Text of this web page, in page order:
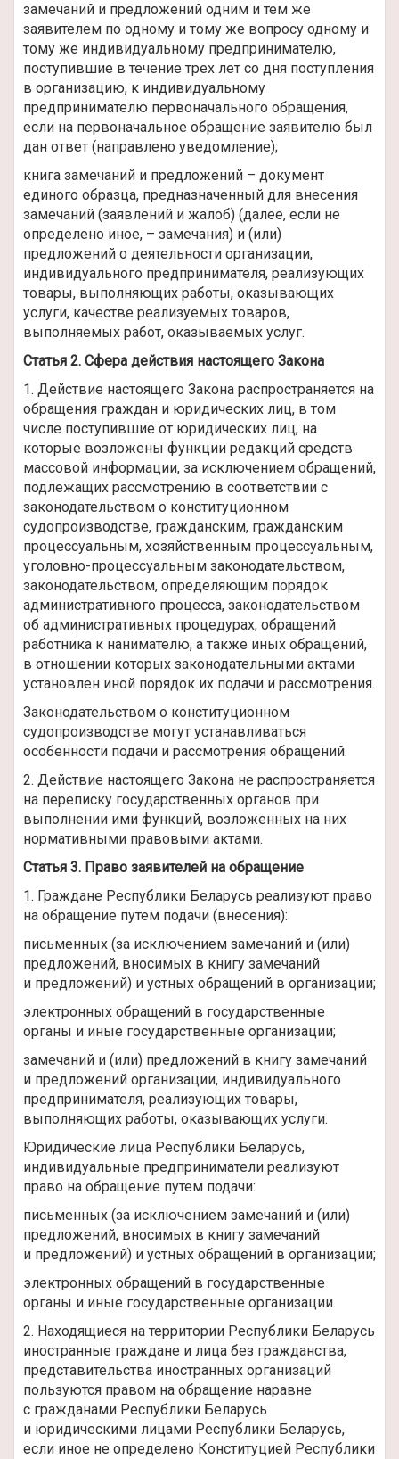
замечаний и предложений одним и тем же
заявителем по одному и тому же вопросу одному и
тому же индивидуальному предпринимателю,
поступившие в течение трех лет со дня поступления
в организацию, к индивидуальному
предпринимателю первоначального обращения,
если на первоначальное обращение заявителю был
дан ответ (направлено уведомление);
книга замечаний и предложений – документ
единого образца, предназначенный для внесения
замечаний (заявлений и жалоб) (далее, если не
определено иное, – замечания) и (или)
предложений о деятельности организации,
индивидуального предпринимателя, реализующих
товары, выполняющих работы, оказывающих
услуги, качестве реализуемых товаров,
выполняемых работ, оказываемых услуг.
Статья 2. Сфера действия настоящего Закона
1. Действие настоящего Закона распространяется на
обращения граждан и юридических лиц, в том
числе поступившие от юридических лиц, на
которые возложены функции редакций средств
массовой информации, за исключением обращений,
подлежащих рассмотрению в соответствии с
законодательством о конституционном
судопроизводстве, гражданским, гражданским
процессуальным, хозяйственным процессуальным,
уголовно-процессуальным законодательством,
законодательством, определяющим порядок
административного процесса, законодательством
об административных процедурах, обращений
работника к нанимателю, а также иных обращений,
в отношении которых законодательными актами
установлен иной порядок их подачи и рассмотрения.
Законодательством о конституционном
судопроизводстве могут устанавливаться
особенности подачи и рассмотрения обращений.
2. Действие настоящего Закона не распространяется
на переписку государственных органов при
выполнении ими функций, возложенных на них
нормативными правовыми актами.
Статья 3. Право заявителей на обращение
1. Граждане Республики Беларусь реализуют право
на обращение путем подачи (внесения):
письменных (за исключением замечаний и (или)
предложений, вносимых в книгу замечаний
и предложений) и устных обращений в организации;
электронных обращений в государственные
органы и иные государственные организации;
замечаний и (или) предложений в книгу замечаний
и предложений организации, индивидуального
предпринимателя, реализующих товары,
выполняющих работы, оказывающих услуги.
Юридические лица Республики Беларусь,
индивидуальные предприниматели реализуют
право на обращение путем подачи:
письменных (за исключением замечаний и (или)
предложений, вносимых в книгу замечаний
и предложений) и устных обращений в организации;
электронных обращений в государственные
органы и иные государственные организации.
2. Находящиеся на территории Республики Беларусь
иностранные граждане и лица без гражданства,
представительства иностранных организаций
пользуются правом на обращение наравне
с гражданами Республики Беларусь
и юридическими лицами Республики Беларусь,
если иное не определено Конституцией Республики